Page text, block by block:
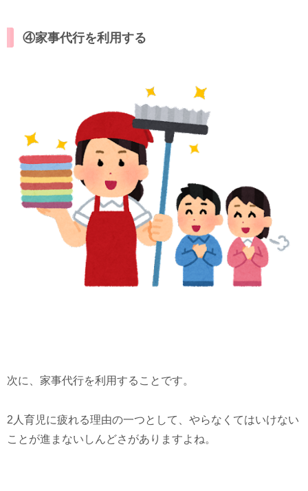
④家事代行を利用する
次に、家事代行を利用することです。
2人育児に疲れる理由の一つとして、やらなくてはいけない
ことが進まないしんどさがありますよね。